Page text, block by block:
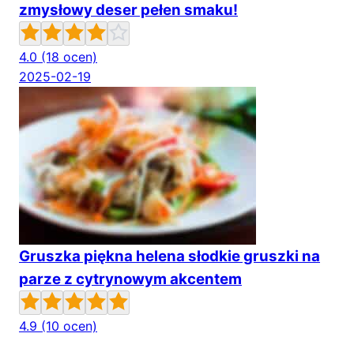
zmysłowy deser pełen smaku!
4.0 (18 ocen)
2025-02-19
Gruszka piękna helena słodkie gruszki na
parze z cytrynowym akcentem
4.9 (10 ocen)